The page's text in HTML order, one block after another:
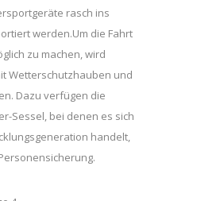
rasch ins
werden.Um die Fahrt
zu machen, wird
Wetterschutzhauben und
Dazu verfügen die
Sessel, bei denen es sich
handelt,